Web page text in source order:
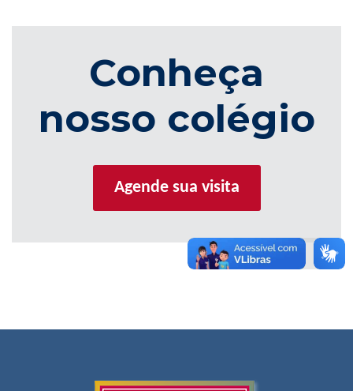
Conheça
nosso colégio
Agende sua visita